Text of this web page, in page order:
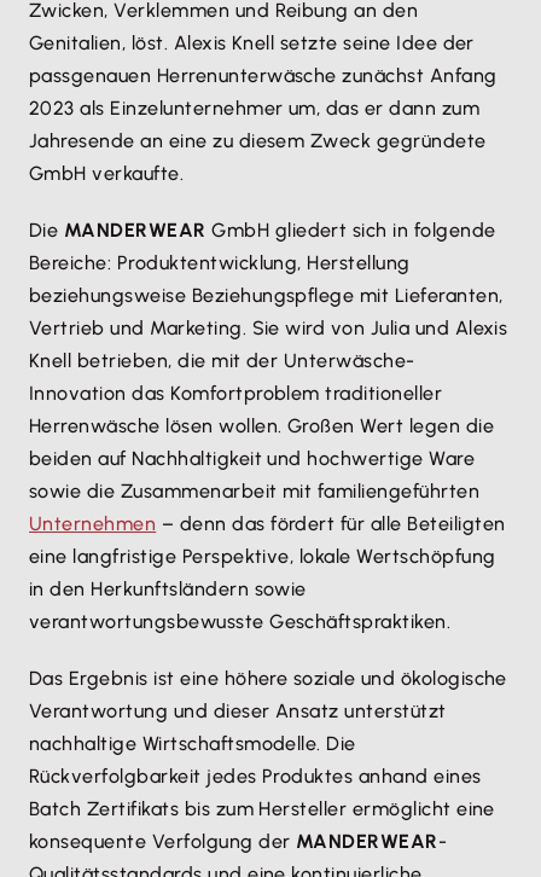
Zwicken, Verklemmen und Reibung an den
Genitalien, löst. Alexis Knell setzte seine Idee der
passgenauen Herrenunterwäsche zunächst Anfang
2023 als Einzelunternehmer um, das er dann zum
Jahresende an eine zu diesem Zweck gegründete
GmbH verkaufte.
Die MANDERWEAR GmbH gliedert sich in folgende
Bereiche: Produktentwicklung, Herstellung
beziehungsweise Beziehungspflege mit Lieferanten,
Vertrieb und Marketing. Sie wird von Julia und Alexis
Knell betrieben, die mit der Unterwäsche-
Innovation das Komfortproblem traditioneller
Herrenwäsche lösen wollen. Großen Wert legen die
beiden auf Nachhaltigkeit und hochwertige Ware
sowie die Zusammenarbeit mit familiengeführten
Unternehmen – denn das fördert für alle Beteiligten
eine langfristige Perspektive, lokale Wertschöpfung
in den Herkunftsländern sowie
verantwortungsbewusste Geschäftspraktiken.
Das Ergebnis ist eine höhere soziale und ökologische
Verantwortung und dieser Ansatz unterstützt
nachhaltige Wirtschaftsmodelle. Die
Rückverfolgbarkeit jedes Produktes anhand eines
Batch Zertifikats bis zum Hersteller ermöglicht eine
konsequente Verfolgung der MANDERWEAR-